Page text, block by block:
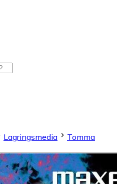
Lagringsmedia
Tomma